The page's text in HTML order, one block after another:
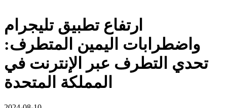
ارتفاع تطبيق تليجرام
واضطرابات اليمين المتطرف:
تحدي التطرف عبر الإنترنت في
المملكة المتحدة